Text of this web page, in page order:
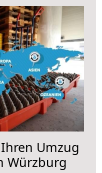
Umzug
Würzburg